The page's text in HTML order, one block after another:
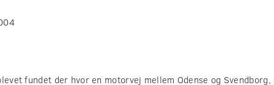
fundet der hvor en motorvej mellem Odense og Svendborg,